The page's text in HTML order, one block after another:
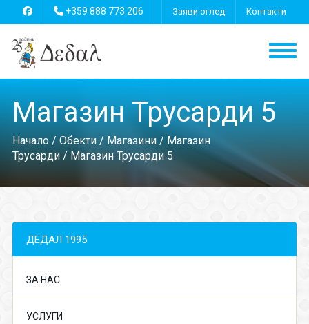
+359 888 773 206 Заяви оглед Контакти
Магазин Трусарди 5
Начало/ Обекти/ Магазини/ Магазин
Трусарди/ Магазин Трусарди 5
ДЕДАЛ 1995
ЗА НАС
УСЛУГИ